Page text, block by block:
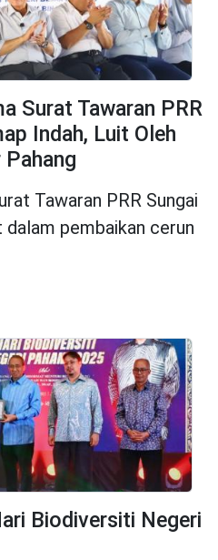
Surat Tawaran PRR
Indah, Luit Oleh
Tawaran PRR Sungai
dalam pembaikan cerun
Biodiversiti Negeri